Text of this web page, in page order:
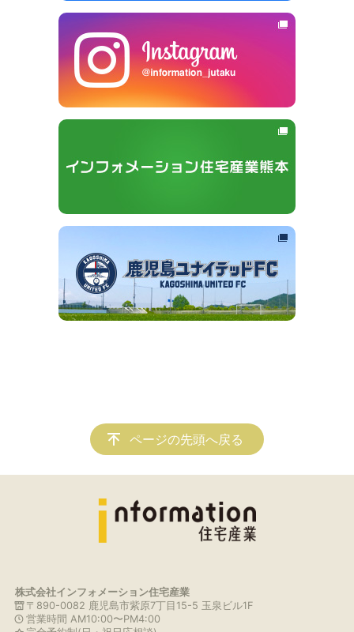
ページの先頭へ戻る
株式会社インフォメーション住宅産業
〒890-0082 鹿児島市紫原7丁目15-5 玉泉ビル1F
営業時間 AM10:00〜PM4:00